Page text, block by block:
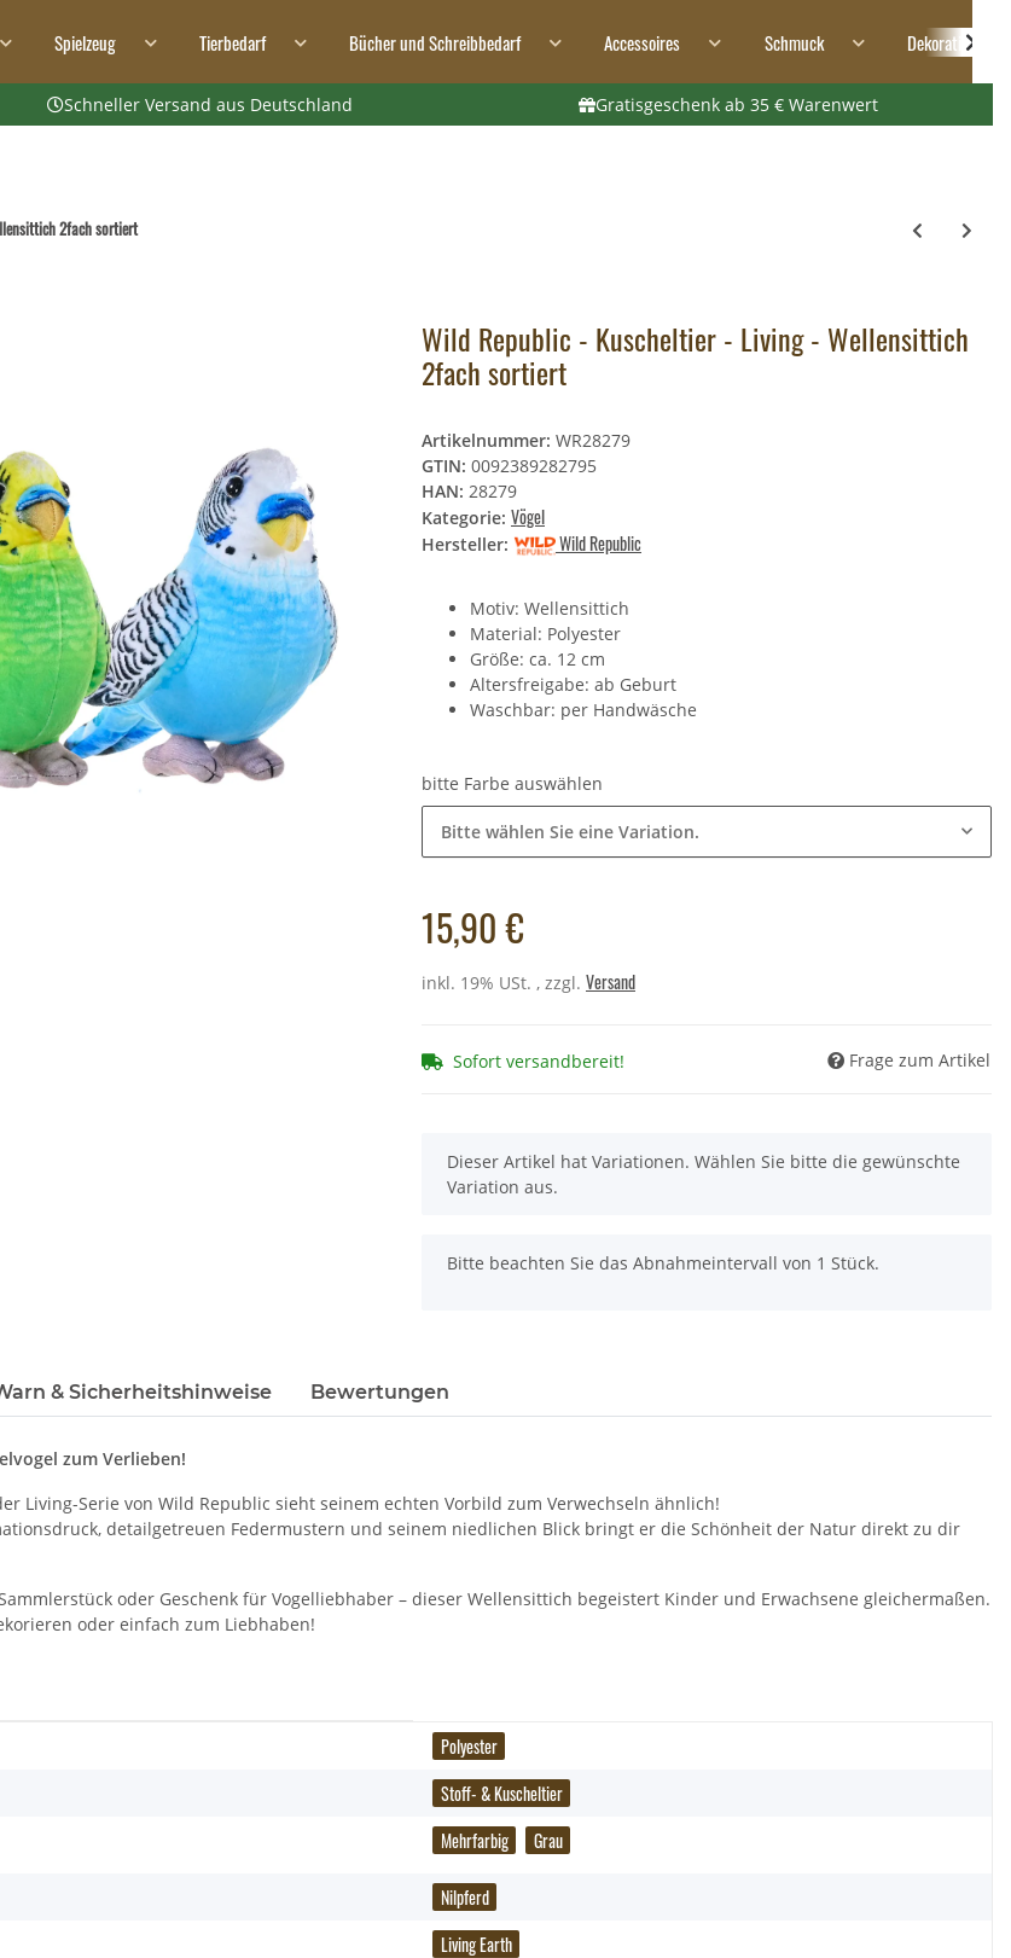
Spielzeug Tierbedarf Bücher und Schreibbedarf Accessoires Schmuck Dekoration
Schneller Versand aus Deutschland Gratisgeschenk ab 35 € Warenwert
2fach sortiert
Wild Republic - Kuscheltier - Living - Wellensittich
2fach sortiert
Artikelnummer: WR28279
GTIN: 0092389282795
HAN: 28279
Kategorie: Vögel
Hersteller: Wild Republic
Motiv: Wellensittich
Material: Polyester
Größe: ca. 12 cm
Altersfreigabe: ab Geburt
Waschbar: per Handwäsche
bitte Farbe auswählen
Bitte wählen Sie eine Variation.
15,90 €
inkl. 19% USt. , zzgl. Versand
Sofort versandbereit! Frage zum Artikel
x
Dieser Artikel hat Variationen. Wählen Sie bitte die gewünschte
Variation aus.
x
Bitte beachten Sie das Abnahmeintervall von 1 Stück.
& Sicherheitshinweise Bewertungen
zum Verlieben!
Living-Serie von Wild Republic sieht seinem echten Vorbild zum Verwechseln ähnlich!
detailgetreuen Federmustern und seinem niedlichen Blick bringt er die Schönheit der Natur direkt zu dir
oder Geschenk für Vogelliebhaber – dieser Wellensittich begeistert Kinder und Erwachsene gleichermaßen.
oder einfach zum Liebhaben!
Polyester
Stoff- & Kuscheltier
Mehrfarbig Grau
Nilpferd
Living Earth
Cornelissen - Kuscheltier - Grubenotter,
Schlange (grün gelb) - 44 cm
10,49 €
Alter Preis:
Cornelissen - Kuscheltier - Schwein - 21 cm
10,49 €*
Alter Preis:11,90 €